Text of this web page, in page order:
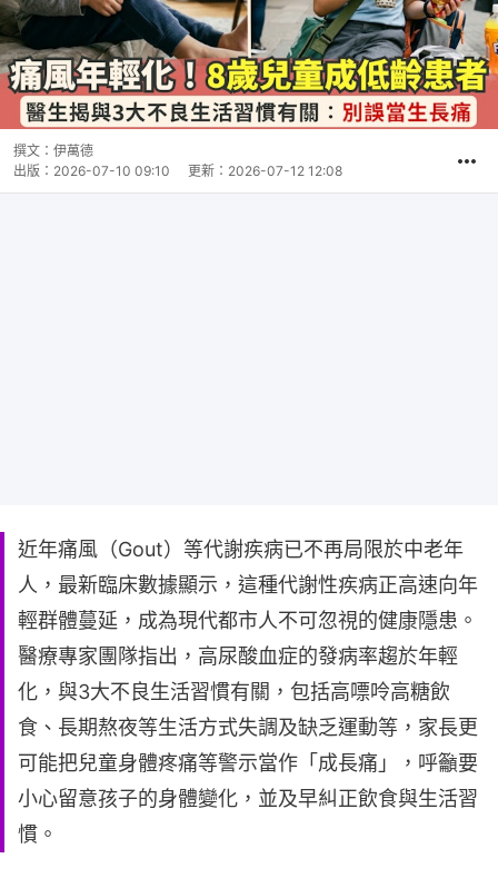
撰文： 伊萬德
出版： 2026-07-10 09:10 更新： 2026-07-12 12:08
近年痛風（Gout）等代謝疾病已不再局限於中老年
人，最新臨床數據顯示，這種代謝性疾病正高速向年
輕群體蔓延，成為現代都市人不可忽視的健康隱患。
醫療專家團隊指出，高尿酸血症的發病率趨於年輕
化，與3大不良生活習慣有關，包括高嘌呤高糖飲
食、長期熬夜等生活方式失調及缺乏運動等，家長更
可能把兒童身體疼痛等警示當作「成長痛」，呼籲要
小心留意孩子的身體變化，並及早糾正飲食與生活習
慣。